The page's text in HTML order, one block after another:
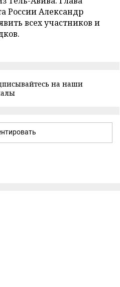
России Александр
всех участников и
на наши